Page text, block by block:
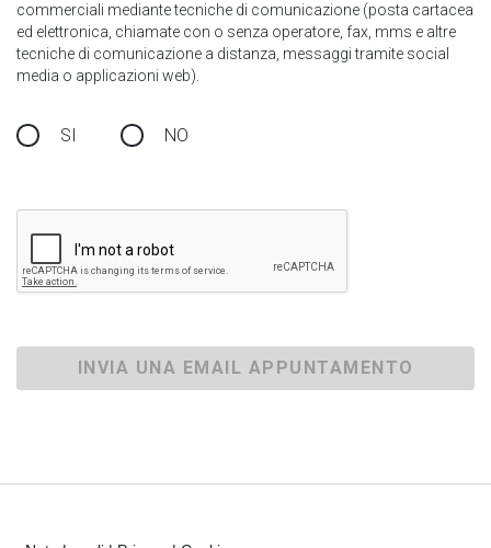
commerciali mediante tecniche di comunicazione (posta cartacea
ed elettronica, chiamate con o senza operatore, fax, mms e altre
tecniche di comunicazione a distanza, messaggi tramite social
media o applicazioni web).
SI NO
INVIA UNA EMAIL APPUNTAMENTO